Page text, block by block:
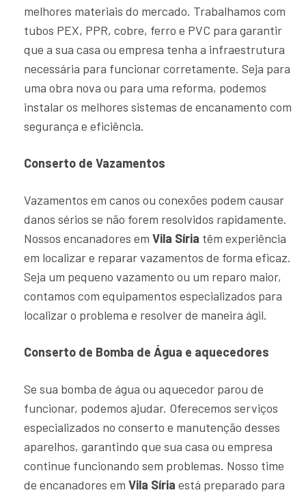
melhores materiais do mercado. Trabalhamos com
tubos PEX, PPR, cobre, ferro e PVC para garantir
que a sua casa ou empresa tenha a infraestrutura
necessária para funcionar corretamente. Seja para
uma obra nova ou para uma reforma, podemos
instalar os melhores sistemas de encanamento com
segurança e eficiência.
Conserto de Vazamentos
Vazamentos em canos ou conexões podem causar
danos sérios se não forem resolvidos rapidamente.
Nossos encanadores em Vila Síria têm experiência
em localizar e reparar vazamentos de forma eficaz.
Seja um pequeno vazamento ou um reparo maior,
contamos com equipamentos especializados para
localizar o problema e resolver de maneira ágil.
Conserto de Bomba de Água e aquecedores
Se sua bomba de água ou aquecedor parou de
funcionar, podemos ajudar. Oferecemos serviços
especializados no conserto e manutenção desses
aparelhos, garantindo que sua casa ou empresa
continue funcionando sem problemas. Nosso time
de encanadores em Vila Síria está preparado para